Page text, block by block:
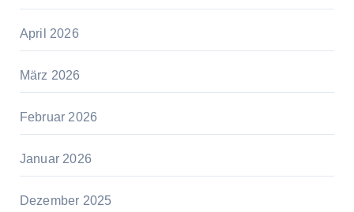
April 2026
März 2026
Februar 2026
Januar 2026
Dezember 2025